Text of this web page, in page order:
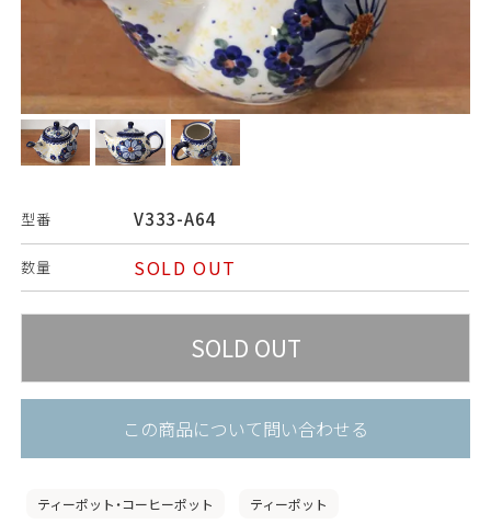
型番 V333-A64
数量 SOLD OUT
この商品について問い合わせる
ティーポット・コーヒーポット ティーポット